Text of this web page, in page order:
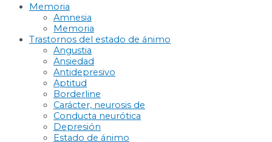
Memoria
Amnesia
Memoria
Trastornos del estado de ánimo
Angustia
Ansiedad
Antidepresivo
Aptitud
Borderline
Carácter, neurosis de
Conducta neurótica
Depresión
Estado de ánimo